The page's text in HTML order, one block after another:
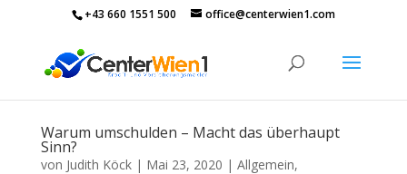
+43 660 1551 500 office@centerwien1.com
Warum umschulden – Macht das überhaupt
Sinn?
von Judith Köck| Mai 23, 2020 | Allgemein,